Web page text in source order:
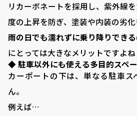
VISTA
リカーボネートを採用し、紫外線
度の上昇を防ぎ、塗装や内装の劣化
雨の日でも濡れずに乗り降りできる
にとっては大きなメリットですよね
◆ 駐車以外にも使える多目的スペ
カーポートの下は、単なる駐車ス
ん。
例えば…